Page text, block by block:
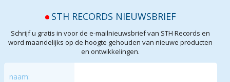
STH RECORDS NIEUWSBRIEF
Schrijf u gratis in voor de e-mailnieuwsbrief van STH Records en
word maandelijks op de hoogte gehouden van nieuwe producten
en ontwikkelingen.
naam: